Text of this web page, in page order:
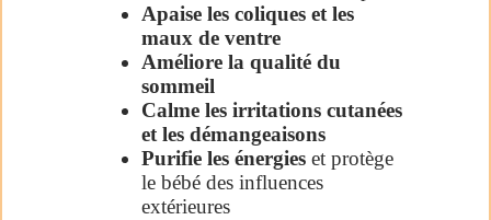
Apaise les coliques et les
maux de ventre
Améliore la qualité du
sommeil
Calme les irritations cutanées
et les démangeaisons
Purifie les énergieset protège
le bébé des influences
extérieures